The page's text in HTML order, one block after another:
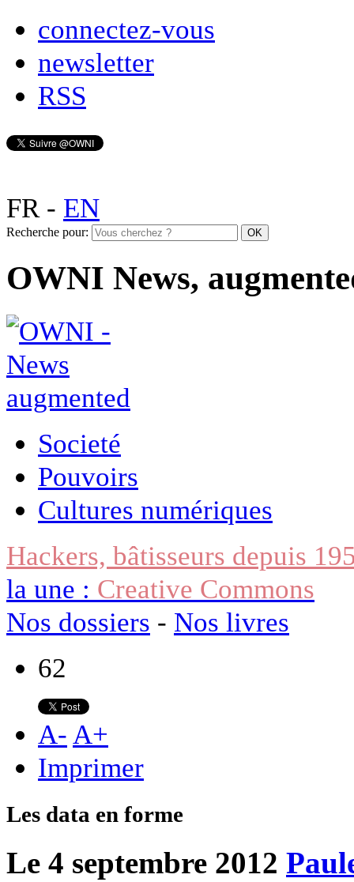
connectez-vous
newsletter
RSS
FR- EN
Recherche pour:
OWNI News,
Societé
Pouvoirs
Cultures numériques
Hackers, bâtisseurs depuis
la une : Creative Commons
Nos dossiers - Nos livres
62
A- A+
Imprimer
Les data en forme
Le 4 septembre 2012